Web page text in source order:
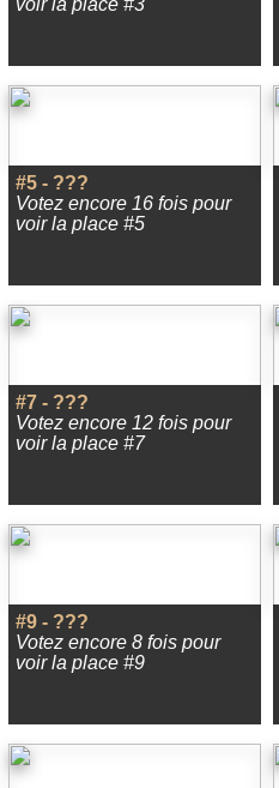
voir la place #3
#5 - ???
Votez encore 16 fois pour
voir la place #5
#7 - ???
Votez encore 12 fois pour
voir la place #7
#9 - ???
Votez encore 8 fois pour
voir la place #9